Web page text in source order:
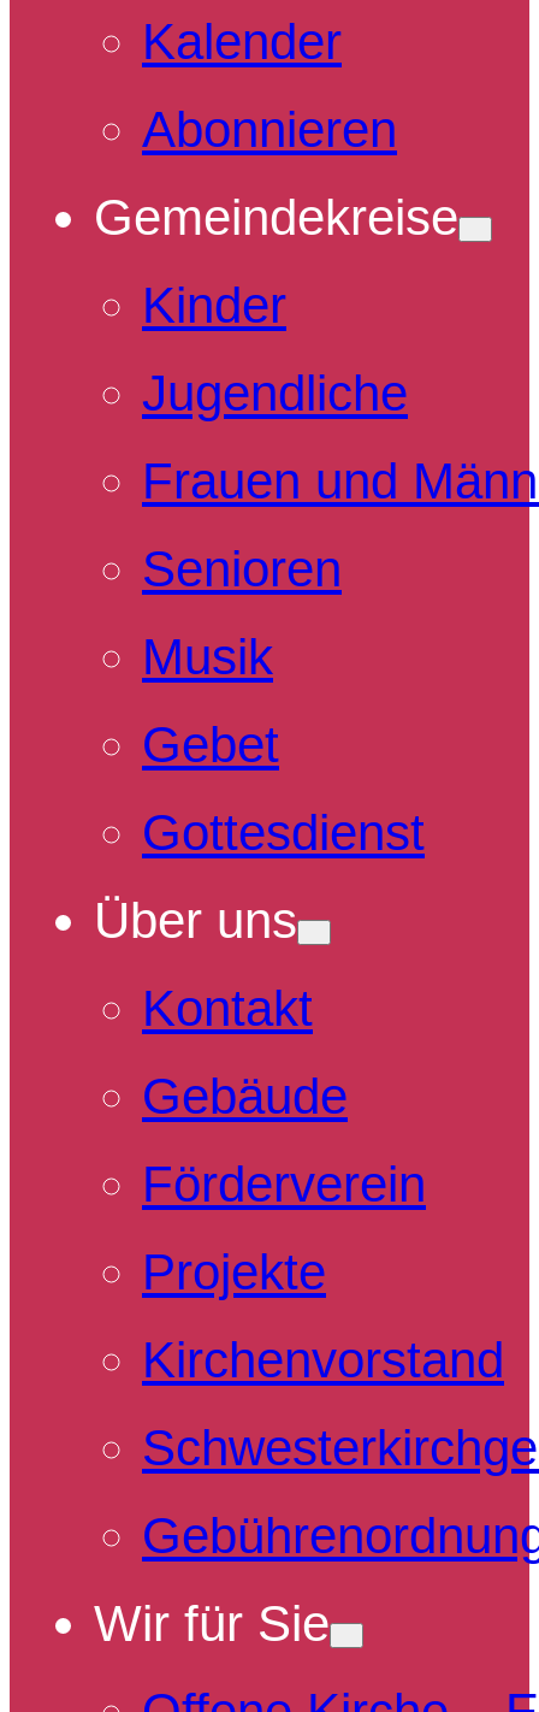
Kalender
Abonnieren
Gemeindekreise
Kinder
Jugendliche
Frauen und
Senioren
Musik
Gebet
Gottesdienst
Über uns
Kontakt
Gebäude
Förderverein
Projekte
Kirchenvorstand
Wir für Sie